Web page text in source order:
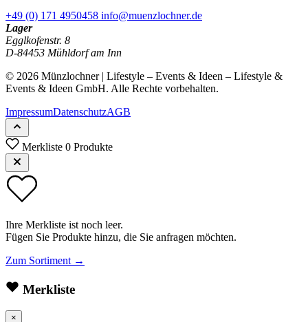
+49 (0) 171 4950458 info@muenzlochner.de
Lager
Egglkofenstr. 8
D-84453 Mühldorf am Inn
© 2026 Münzlochner | Lifestyle – Events & Ideen – Lifestyle &
Events & Ideen GmbH. Alle Rechte vorbehalten.
ImpressumDatenschutzAGB
Merkliste 0 Produkte
Ihre Merkliste ist noch leer.
Fügen Sie Produkte hinzu, die Sie anfragen möchten.
Zum Sortiment →
Merkliste
×